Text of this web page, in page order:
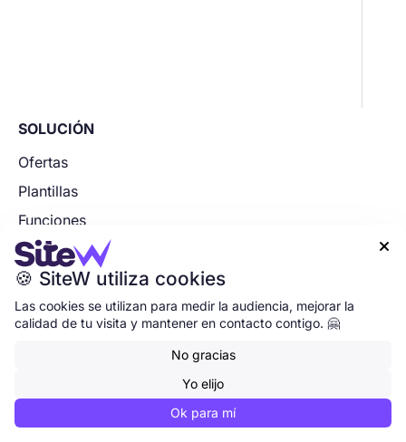
SOLUCIÓN
Ofertas
Plantillas
Funciones
Dominio web
Dirección de correo electrónico profesional
Empezar mi proyecto

🍪 SiteW utiliza cookies
Las cookies se utilizan para medir la audiencia, mejorar la
calidad de tu visita y mantener en contacto contigo. 🤗
No gracias
Yo elijo
Ok para mí